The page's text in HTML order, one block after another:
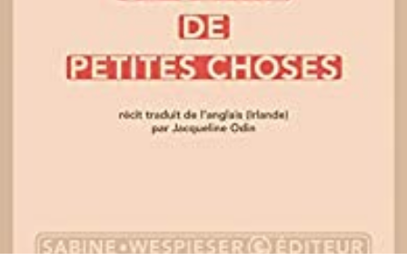
LIRE LA SUITE